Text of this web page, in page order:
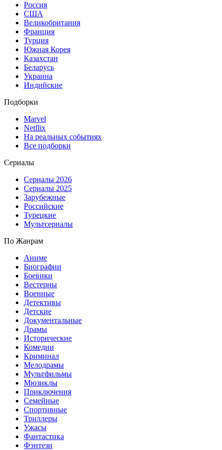
Россия
США
Великобритания
Франция
Турция
Южная Корея
Казахстан
Беларусь
Украина
Индийские
Подборки
Marvel
Netflix
На реальных событиях
Все подборки
Сериалы
Сериалы 2026
Сериалы 2025
Зарубежные
Российские
Турецкие
Мультсериалы
По Жанрам
Аниме
Биографии
Боевики
Вестерны
Военные
Детективы
Детские
Документальные
Драмы
Исторические
Комедии
Криминал
Мелодрамы
Мультфильмы
Мюзиклы
Приключения
Семейные
Спортивные
Триллеры
Ужасы
Фантастика
Фэнтези